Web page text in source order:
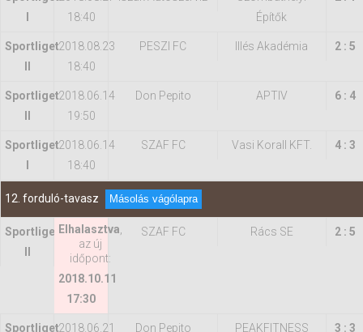
18:40
Építők
Sportliget2018.08.23
18:40
PESZI FC Illés Akadémia 2 : 5
Sportliget2018.06.14
19:50
Don Pepito APTIV 6 : 4
Sportliget2018.06.14
18:40
SZAF FC Vasi Korall KFT. 4 : 3
12. forduló-tavasz Másolás vágólapra
Sportliget Elhalasztva
az új
időpont:
2018.10.11
17:30
SZAF FC Rács SE 2 : 5
Sportliget2018.06.21
Don Pepito PEAKFITNESS 3 : 3